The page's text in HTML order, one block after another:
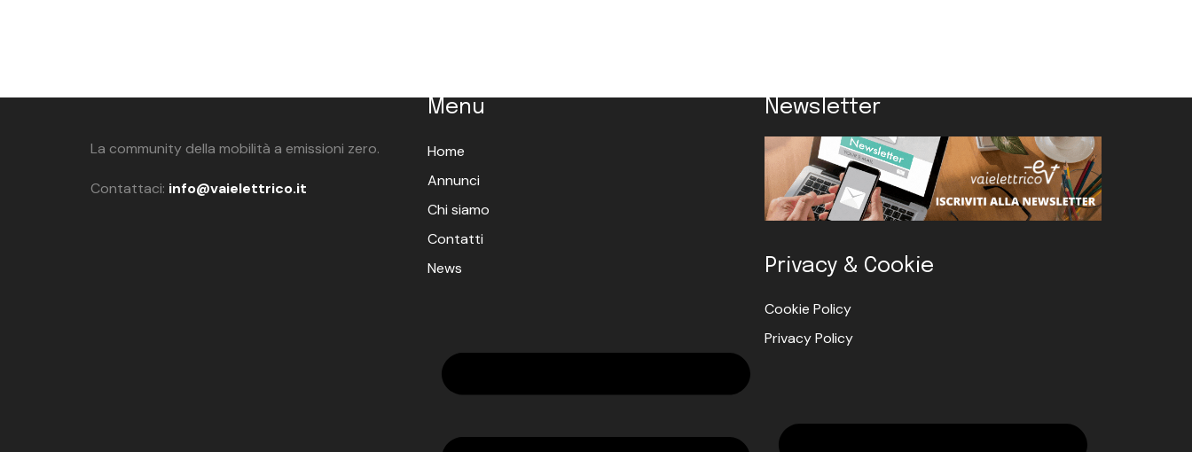
La community della mobilità a emissioni zero.
Contattaci: info@vaielettrico.it
Menu
Home
Annunci
Chi siamo
Contatti
News
Newsletter
Privacy & Cookie
Cookie Policy
Privacy Policy